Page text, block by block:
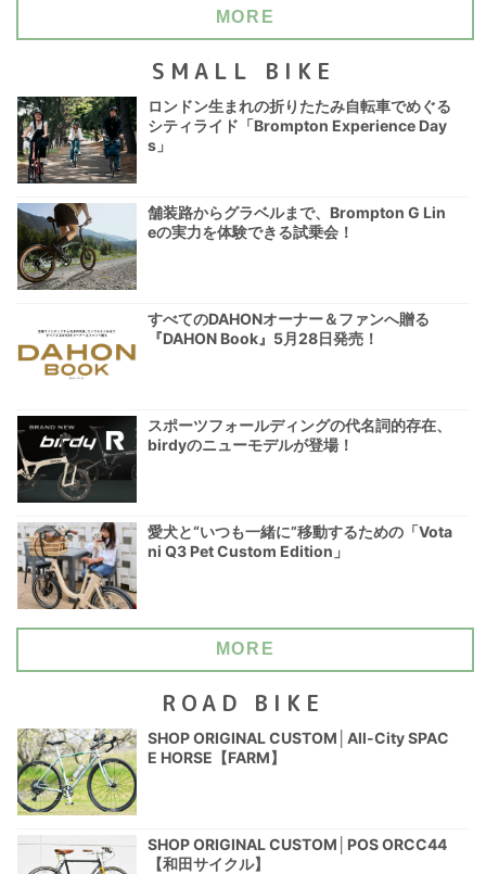
MORE
SMALL BIKE
ロンドン生まれの折りたたみ自転車でめぐる
シティライド「Brompton Experience Day
s」
舗装路からグラベルまで、Brompton G Lin
eの実力を体験できる試乗会！
すべてのDAHONオーナー＆ファンへ贈る
『DAHON Book』5月28日発売！
スポーツフォールディングの代名詞的存在、
birdyのニューモデルが登場！
愛犬と“いつも一緒に”移動するための「Vota
ni Q3 Pet Custom Edition」
MORE
ROAD BIKE
SHOP ORIGINAL CUSTOM│All-City SPAC
E HORSE【FARM】
SHOP ORIGINAL CUSTOM│POS ORCC44
【和田サイクル】